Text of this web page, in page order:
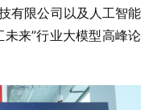
有限公司以及人工智能
来”行业大模型高峰论